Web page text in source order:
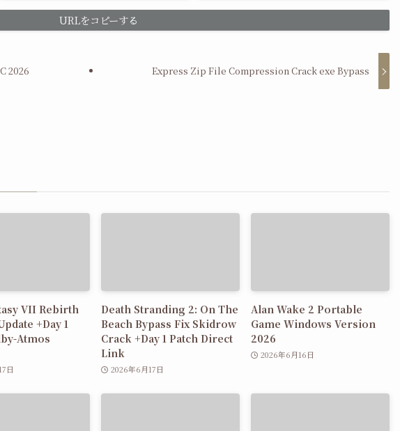
URLをコピーする
2026 Express Zip File Compression Crack exe Bypass
VII Rebirth
+Day 1
Atmos
日
Death Stranding 2: On The
Beach Bypass Fix Skidrow
Crack +Day 1 Patch Direct
Link
2026年6月17日
Alan Wake 2 Portable
Game Windows Version
2026
2026年6月16日